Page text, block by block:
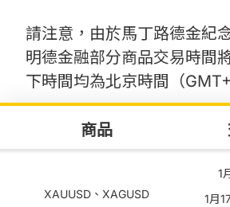
請注意，由於馬丁路德金紀
明德金融部分商品交易時間
下時間均為北京時間（
商品
XAUUSD、XAGUSD
1
1月